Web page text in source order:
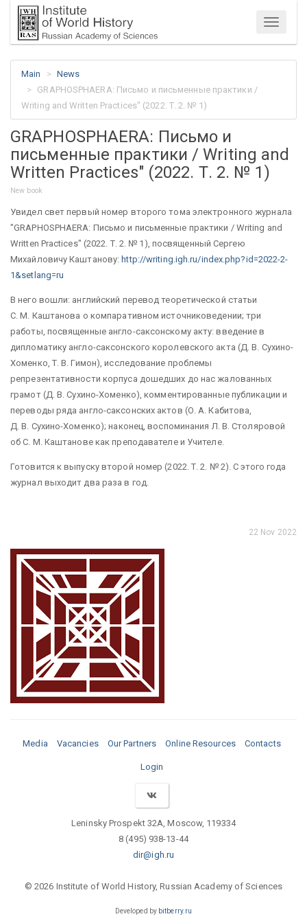
Menu
Main
News
GRAPHOSPHAERA: Письмо и письменные практики /
Writing and Written Practices" (2022. Т. 2. № 1)
GRAPHOSPHAERA: Письмо и
письменные практики / Writing and
Written Practices" (2022. Т. 2. № 1)
New book
Увидел свет первый номер второго тома электронного журнала
"GRAPHOSPHAERA: Письмо и письменные практики / Writing and
Written Practices" (2022. Т. 2. № 1), посвященный Сергею
Михайловичу Каштанову:http://writing.igh.ru/index.php?id=2022-2-
1&setlang=ru
В него вошли: английский перевод теоретической статьи
С. М. Каштанова о компаративном источниковедении; три
работы, посвященные англо-саксонскому акту: введение в
дипломатику англо-саксонского королевского акта (Д. В. Сухино-
Хоменко, Т. В. Гимон), исследование проблемы
репрезентативности корпуса дошедших до нас жалованных
грамот (Д. В. Сухино-Хоменко), комментированные публикации и
переводы ряда англо-саксонских актов (О. А. Кабитова,
Д. В. Сухино-Хоменко); наконец, воспоминания Л. В. Столяровой
об С. М. Каштанове как преподавателе и Учителе.
Готовится к выпуску второй номер (2022. Т. 2. № 2). С этого года
журнал выходит два раза в год.
22 Nov 2022
Media Vacancies Our Partners Online Resources Contacts
Login
Leninsky Prospekt 32A, Moscow, 119334
8 (495) 938-13-44
dir@igh.ru
© 2026 Institute of World History, Russian Academy of Sciences
Developed by bitberry.ru